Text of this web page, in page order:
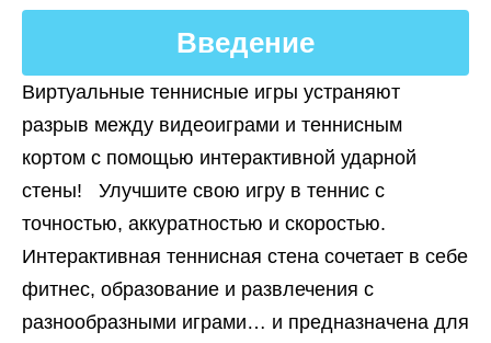
Введение
Виртуальные теннисные игры устраняют
разрыв между видеоиграми и теннисным
кортом с помощью интерактивной ударной
стены! Улучшите свою игру в теннис с
точностью, аккуратностью и скоростью.
Интерактивная теннисная стена сочетает в себе
фитнес, образование и развлечения с
разнообразными играми… и предназначена для